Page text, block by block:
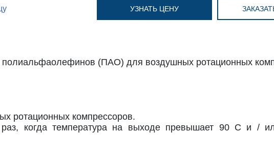
УЗНАТЬ ЦЕНУ
полиальфаолефинов (ПАО) для воздушных ротационных
ротационных компрессоров.
раз, когда температура на выходе превышает 90 C и /